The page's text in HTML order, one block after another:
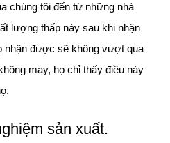
chúng tôi đến từ những nhà
lượng thấp này sau khi nhận
nhận được sẽ không vượt qua
may, họ chỉ thấy điều này
sản xuất.